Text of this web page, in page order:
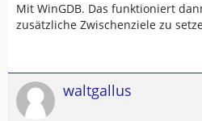
Mit WinGDB. Das funktioniert
zusätzliche Zwischenziele zu
waltgallus